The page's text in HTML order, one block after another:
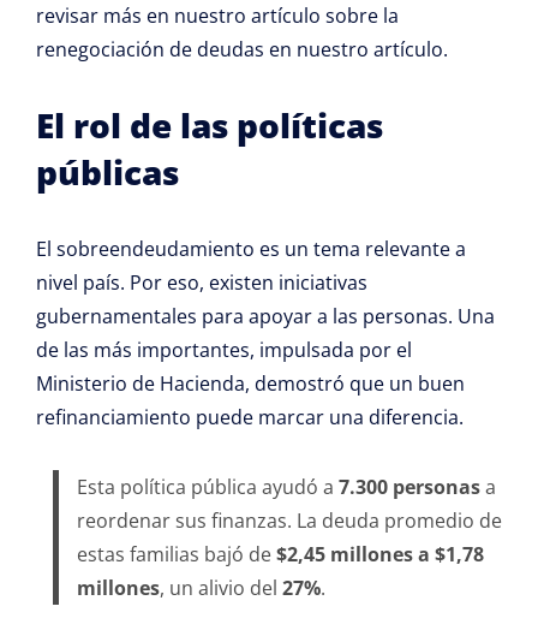
revisar más en nuestro artículo sobre la
renegociación de deudas en nuestro artículo.
El rol de las políticas
públicas
El sobreendeudamiento es un tema relevante a
nivel país. Por eso, existen iniciativas
gubernamentales para apoyar a las personas. Una
de las más importantes, impulsada por el
Ministerio de Hacienda, demostró que un buen
refinanciamiento puede marcar una diferencia.
Esta política pública ayudó a 7.300 personasa
reordenar sus finanzas. La deuda promedio de
estas familias bajó de$2,45 millones a $1,78
millones, un alivio del 27%.